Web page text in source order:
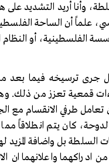
وأنا أريد التشديد على
علماً أن الساحة
الفلسطينية، أو
بل جرى ترسيخه فيما
قمعية تعزز من ذلك. وهذا
طرفي الانقسام مع
كان يتم انطلاقاً
بل واضافة المزيد
ادراكهما واعلانهما ان